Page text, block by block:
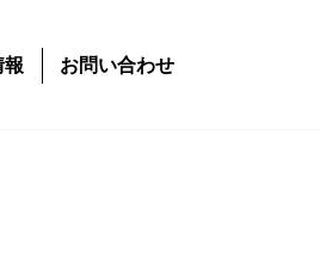
報 お問い合わせ